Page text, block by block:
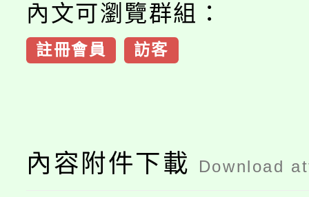
內文可瀏覽群組：
註冊會員 訪客
內容附件下載 Download